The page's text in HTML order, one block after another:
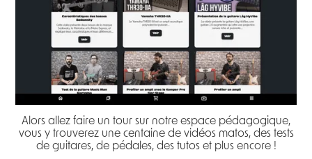
Alors allez faire un tour sur notre espace pédagogique,
vous y trouverez une centaine de vidéos matos, des tests
de guitares, de pédales, des tutos et plus encore !